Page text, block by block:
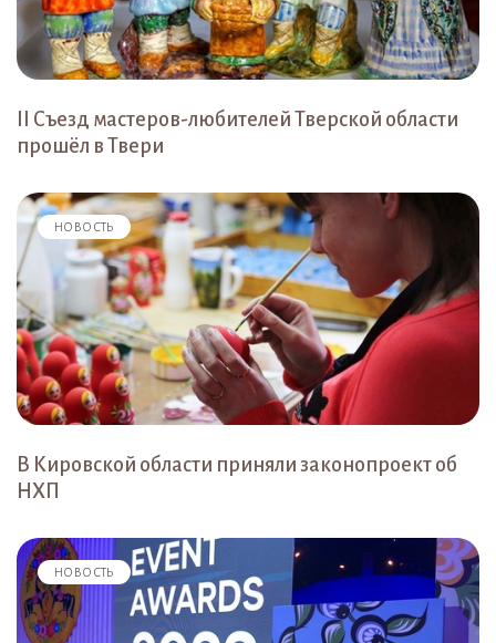
II Съезд мастеров-любителей Тверской области
прошёл в Твери
НОВОСТЬ
В Кировской области приняли законопроект об
НХП
НОВОСТЬ